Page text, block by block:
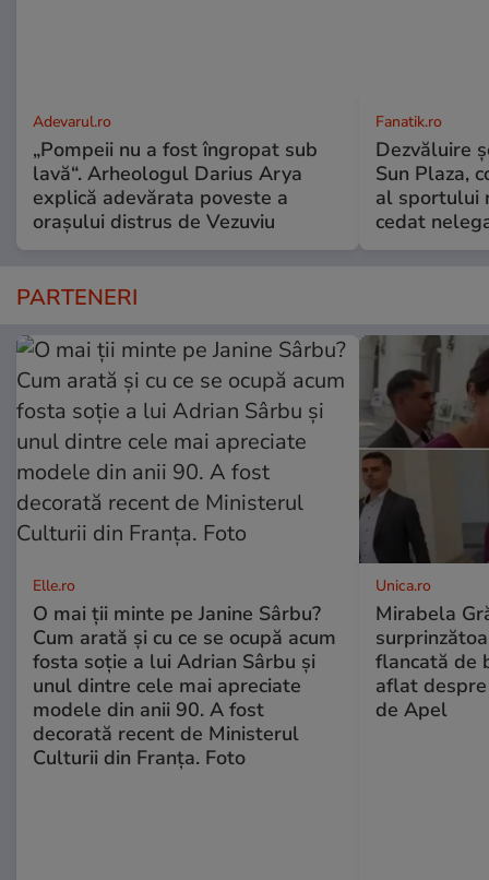
Adevarul.ro
„Pompeii nu a fost îngropat sub
lavă“. Arheologul Darius Arya
explică adevărata poveste a
orașului distrus de Vezuviu
Fanatik.ro
Dezvăluire
Sun Plaza,
al sportului
cedat
PARTENERI
Elle.ro
O mai ții minte pe Janine Sârbu?
Cum arată și cu ce se ocupă acum
fosta soție a lui Adrian Sârbu și
unul dintre cele mai apreciate
modele din anii 90. A fost
decorată recent de Ministerul
Culturii din Franța. Foto
Unica.ro
Mirabela
flancată de
aflat
de Apel